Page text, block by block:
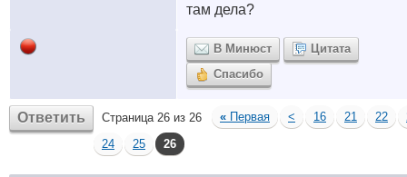
там дела?
В Минюст
Цитата
Спасибо
Ответить Страница 26 из 26 « Первая < 16 21 22
24
25 26